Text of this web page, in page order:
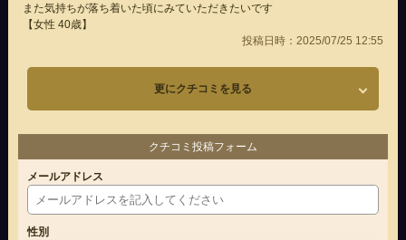
また気持ちが落ち着いた頃にみていただきたいです
【女性 40歳】
投稿日時：2025/07/25 12:55
更にクチコミを見る
クチコミ投稿フォーム
メールアドレス
性別